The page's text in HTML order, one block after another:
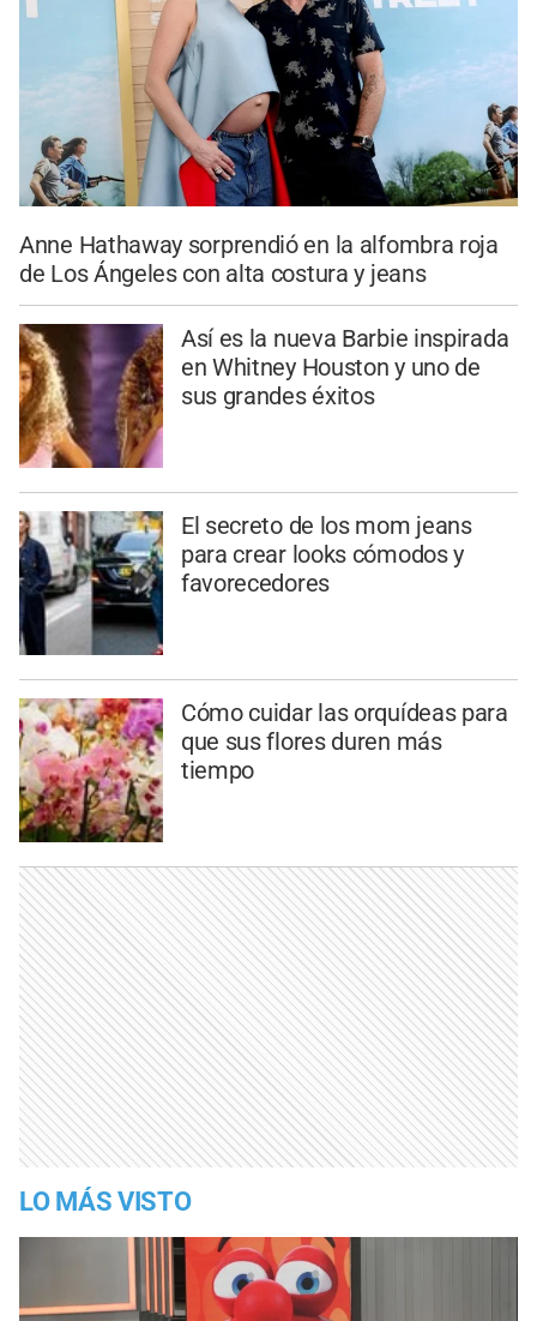
Anne Hathaway sorprendió en la alfombra roja
de Los Ángeles con alta costura y jeans
Así es la nueva Barbie inspirada
en Whitney Houston y uno de
sus grandes éxitos
El secreto de los mom jeans
para crear looks cómodos y
favorecedores
Cómo cuidar las orquídeas para
que sus flores duren más
tiempo
LO MÁS VISTO